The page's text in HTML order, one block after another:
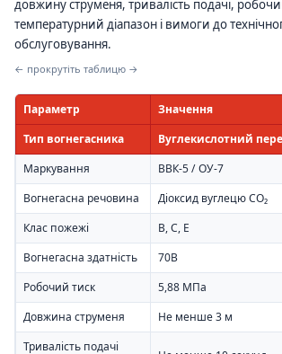
довжину струменя, тривалість подачі,
температурний діапазон і вимоги до
обслуговування.
← прокрутіть таблицю →
Параметр
Значення
Тип вогнегасника
Вуглекислотний
Маркування
ВВК-5 / ОУ-7
Вогнегасна речовина
Діоксид вуглецю CO₂
Клас пожежі
B, C, E
Вогнегасна здатність
70B
Робочий тиск
5,88 МПа
Довжина струменя
Не менше 3 м
Тривалість подачі